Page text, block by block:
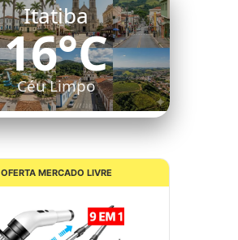
Itatiba
16°C
Céu Limpo
OFERTA MERCADO LIVRE